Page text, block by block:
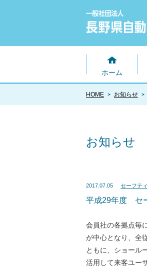
ホーム
HOME お知らせ
お知らせ
2017.07.05 セーフテ
平成29年度 セ
会員社の各拠点毎
が中心となり、全
ともに、ショール
活用して来客ユー